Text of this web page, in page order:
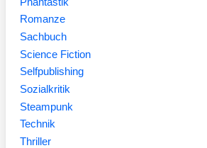
Romanze
Sachbuch
Science Fiction
Selfpublishing
Sozialkritik
Steampunk
Technik
Thriller